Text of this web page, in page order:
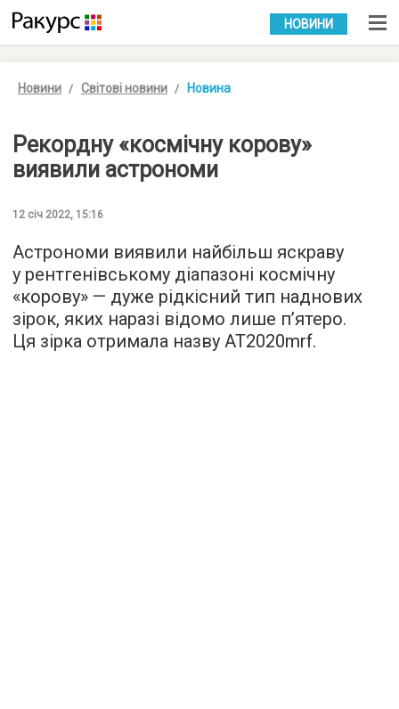
УКР РУС
НОВИНИ
Новини Світові новини Новина
Рекордну «космічну корову»
виявили астрономи
12 січ 2022, 15:16
Астрономи виявили найбільш яскраву
у рентгенівському діапазоні космічну
«корову» — дуже рідкісний тип наднових
зірок, яких наразі відомо лише п’ятеро.
Ця зірка отримала назву AT2020mrf.